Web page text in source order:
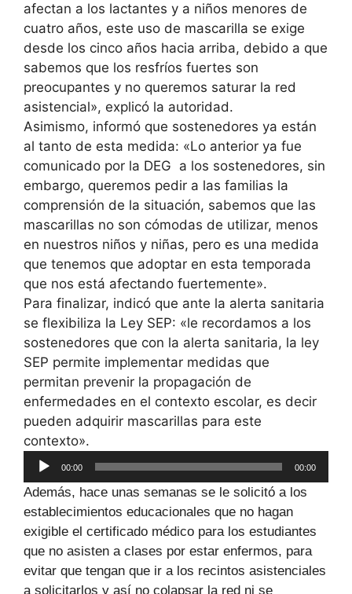
afectan a los lactantes y a niños menores de
cuatro años, este uso de mascarilla se exige
desde los cinco años hacia arriba, debido a que
sabemos que los resfríos fuertes son
preocupantes y no queremos saturar la red
asistencial», explicó la autoridad.
Asimismo, informó que sostenedores ya están
al tanto de esta medida: «Lo anterior ya fue
comunicado por la DEG a los sostenedores, sin
embargo, queremos pedir a las familias la
comprensión de la situación, sabemos que las
mascarillas no son cómodas de utilizar, menos
en nuestros niños y niñas, pero es una medida
que tenemos que adoptar en esta temporada
que nos está afectando fuertemente».
Para finalizar, indicó que ante la alerta sanitaria
se flexibiliza la Ley SEP: «le recordamos a los
sostenedores que con la alerta sanitaria, la ley
SEP permite implementar medidas que
permitan prevenir la propagación de
enfermedades en el contexto escolar, es decir
pueden adquirir mascarillas para este
contexto».
Reproductor
de
audio
00:00 00:00
Además, hace unas semanas se le solicitó a los
establecimientos educacionales que no hagan
exigible el certificado médico para los estudiantes
que no asisten a clases por estar enfermos, para
evitar que tengan que ir a los recintos asistenciales
a solicitarlos y así no colapsar la red ni se